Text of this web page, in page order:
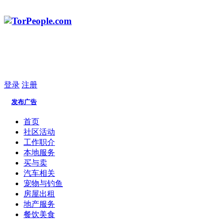
登录 注册
发布广告
首页
社区活动
工作职介
本地服务
买与卖
汽车相关
宠物与钓鱼
房屋出租
地产服务
餐饮美食